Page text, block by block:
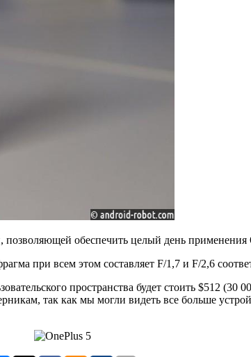
обеспечить целый день
при всем этом составляет F/1,7 и F/2,6
пространства будет стоить $512
так как мы могли видеть все больше